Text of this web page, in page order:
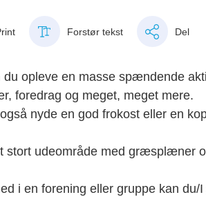
Forstør tekst Del
du opleve en masse spændende
foredrag og meget, meget mere.
nyde en god frokost eller en
stort udeområde med græsplæner
i en forening eller gruppe kan du/